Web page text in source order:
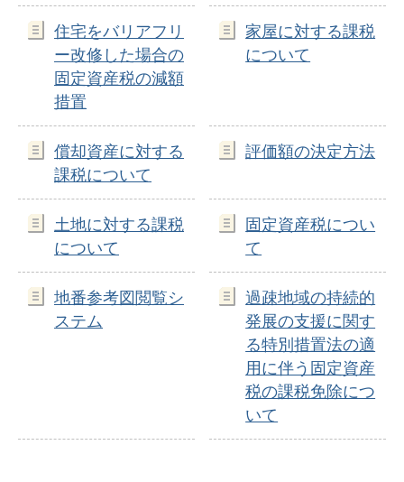
住宅をバリアフリ
ー改修した場合の
固定資産税の減額
措置
家屋に対する課税
について
償却資産に対する
課税について
評価額の決定方法
土地に対する課税
について
固定資産税につい
て
地番参考図閲覧シ
ステム
過疎地域の持続的
発展の支援に関す
る特別措置法の適
用に伴う固定資産
税の課税免除につ
いて